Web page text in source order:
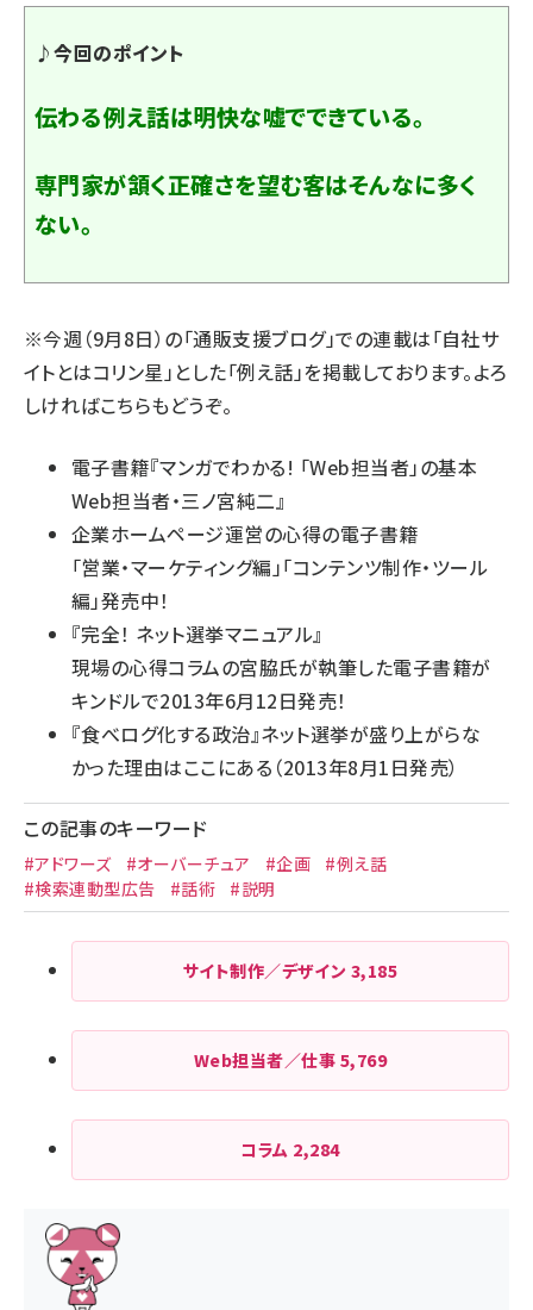
♪今回のポイント
伝わる例え話は明快な嘘でできている。
専門家が頷く正確さを望む客はそんなに多く
ない。
※今週（9月8日）の「通販支援ブログ」での連載は「自社サ
イトとはコリン星」とした「例え話」を掲載しております。よろ
しければこちらもどうぞ。
電子書籍『マンガでわかる! 「Web担当者」の基本
Web担当者・三ノ宮純二』
企業ホームページ運営の心得の電子書籍
「営業・マーケティング編」「コンテンツ制作・ツール
編」発売中！
『完全！ ネット選挙マニュアル』
現場の心得コラムの宮脇氏が執筆した電子書籍が
キンドルで2013年6月12日発売！
『食べログ化する政治』ネット選挙が盛り上がらな
かった理由はここにある（2013年8月1日発売）
この記事のキーワード
#アドワーズ #オーバーチュア #企画
#例え話
#検索連動型広告
#話術 #説明
サイト制作／デザイン 3,185
Web担当者／仕事 5,769
コラム 2,284